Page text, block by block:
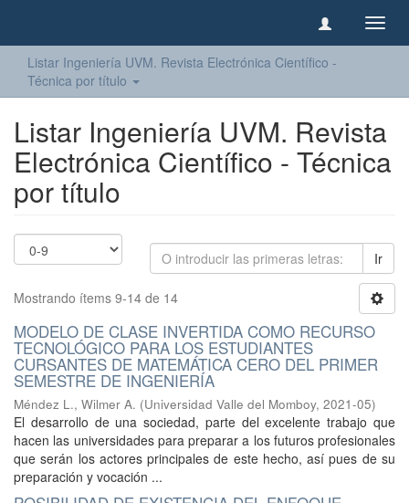
Listar Ingeniería UVM. Revista Electrónica Científico -
Técnica por título
Listar Ingeniería UVM. Revista
Electrónica Científico - Técnica
por título
Ir
Mostrando ítems 9-14 de 14
MODELO DE CLASE INVERTIDA COMO RECURSO
TECNOLÓGICO PARA LOS ESTUDIANTES
CURSANTES DE MATEMÁTICA CERO DEL PRIMER
SEMESTRE DE INGENIERÍA
Méndez L., Wilmer A. (Universidad Valle del Momboy, 2021-05)
El desarrollo de una sociedad, parte del excelente trabajo que
hacen las universidades para preparar a los futuros profesionales
que serán los actores principales de este hecho, así pues de su
preparación y vocación ...